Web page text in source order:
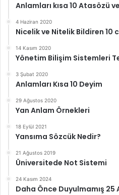
Anlamları kısa 10 Atasözü
4 Haziran 2020
Nicelik ve Nitelik Bildiren 10
14 Kasım 2020
Yönetim Bilişim Sistemleri
3 Şubat 2020
Anlamları Kısa 10 Deyim
29 Ağustos 2020
Yan Anlam Örnekleri
18 Eylül 2021
Yansıma Sözcük Nedir?
21 Ağustos 2019
Üniversitede Not Sistemi
24 Kasım 2024
Daha Önce Duyulmamış 25